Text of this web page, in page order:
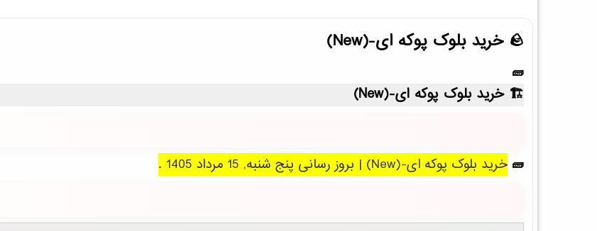
خرید بلوک پوکه ای-(New)
خرید بلوک پوکه ای-(New)
خرید بلوک پوکه ای-(New) | بروز رسانی پنج شنبه, 15 مرداد 1405 .